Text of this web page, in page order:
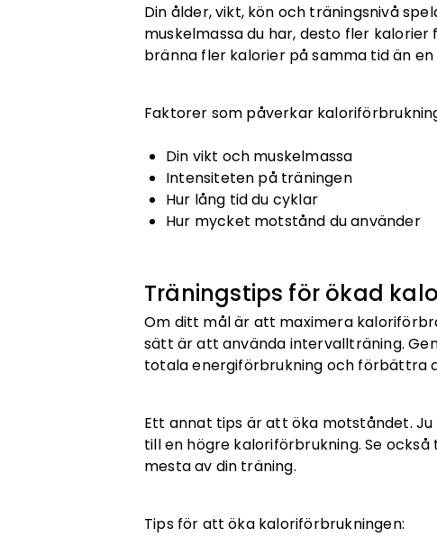
Din ålder, vikt, kön och träningsnivå
muskelmassa du har, desto fler
bränna fler kalorier på samma tid än
Faktorer som påverkar
Din vikt och muskelmassa
Intensiteten på träningen
Hur lång tid du cyklar
Hur mycket motstånd du använder
Träningstips för ökad
Om ditt mål är att maximera
sätt är att använda intervallträning.
totala energiförbrukning och förbättra
Ett annat tips är att öka motståndet.
till en högre kaloriförbrukning. Se
mesta av din träning.
Tips för att öka kaloriförbrukningen: